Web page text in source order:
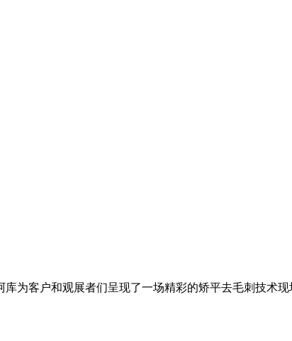
为客户和观展者们呈现了一场精彩的矫平去毛刺技术现